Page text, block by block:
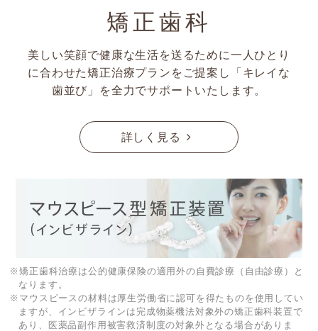
矯正歯科
美しい笑顔で健康な生活を送るために一人ひとり
に合わせた矯正治療プランをご提案し「キレイな
歯並び」を全力でサポートいたします。
詳しく見る
※矯正歯科治療は公的健康保険の適用外の自費診療（自由診療）と
なります。
※マウスピースの材料は厚生労働省に認可を得たものを使用してい
ますが、インビザラインは完成物薬機法対象外の矯正歯科装置で
あり、医薬品副作用被害救済制度の対象外となる場合がありま